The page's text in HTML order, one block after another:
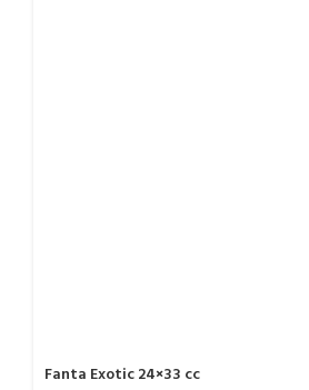
Fanta Exotic 24×33 cc